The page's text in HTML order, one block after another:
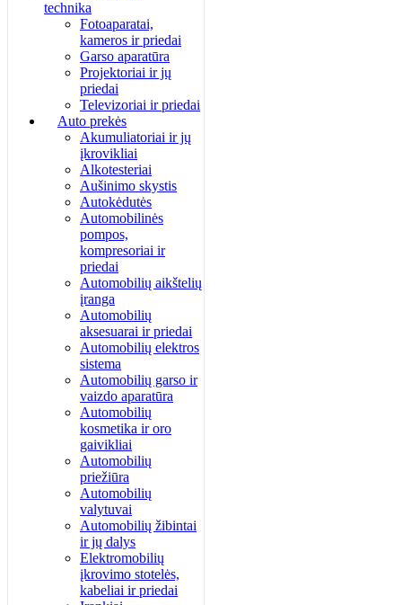
technika
Fotoaparatai,
kameros ir priedai
Garso aparatūra
Projektoriai ir jų
priedai
Televizoriai ir priedai
Auto prekės
Akumuliatoriai ir jų
įkrovikliai
Alkotesteriai
Aušinimo skystis
Autokėdutės
Automobilinės
pompos,
kompresoriai ir
priedai
Automobilių aikštelių
įranga
Automobilių
aksesuarai ir priedai
Automobilių elektros
sistema
Automobilių garso ir
vaizdo aparatūra
Automobilių
kosmetika ir oro
gaivikliai
Automobilių
priežiūra
Automobilių
valytuvai
Automobilių žibintai
ir jų dalys
Elektromobilių
įkrovimo stotelės,
kabeliai ir priedai